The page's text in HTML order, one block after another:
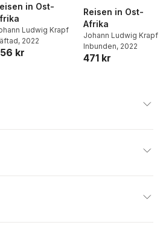
in Ost-
Ludwig Krapf
, 2022
kr
Reisen in Ost-
Afrika
Johann Ludwig Krapf
Inbunden, 2022
471 kr